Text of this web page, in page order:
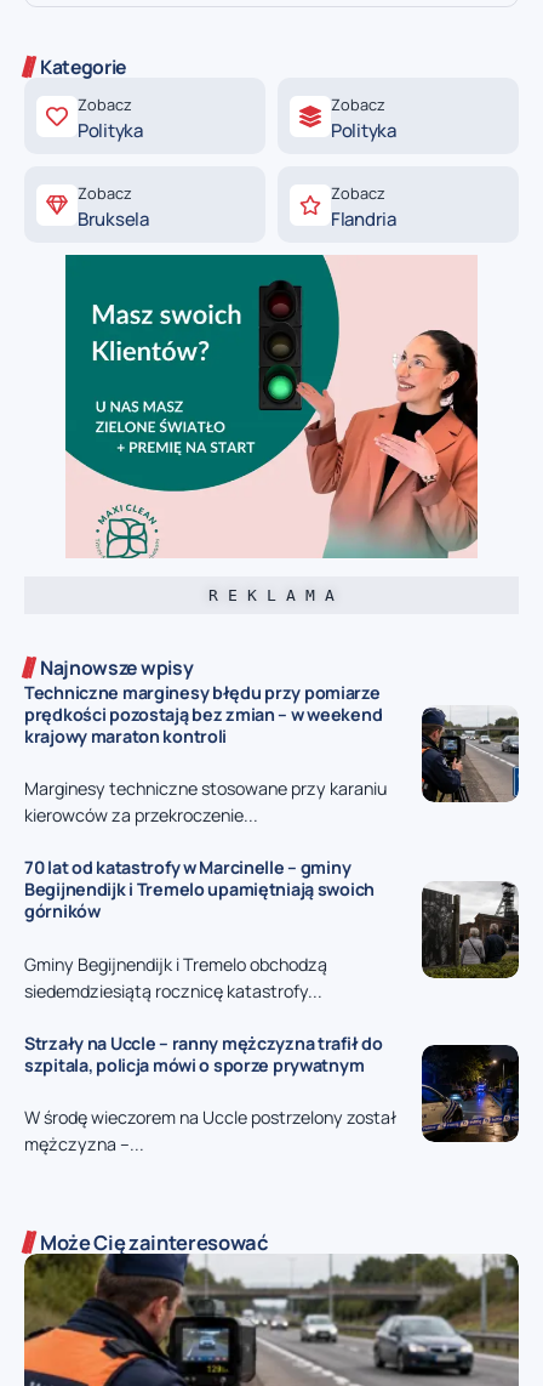
Kategorie
Zobacz
Polityka
Zobacz
Polityka
Zobacz
Bruksela
Zobacz
Flandria
R E K L A M A
Najnowsze wpisy
Techniczne marginesy błędu przy pomiarze
prędkości pozostają bez zmian – w weekend
krajowy maraton kontroli
Marginesy techniczne stosowane przy karaniu
kierowców za przekroczenie...
70 lat od katastrofy w Marcinelle – gminy
Begijnendijk i Tremelo upamiętniają swoich
górników
Gminy Begijnendijk i Tremelo obchodzą
siedemdziesiątą rocznicę katastrofy...
Strzały na Uccle – ranny mężczyzna trafił do
szpitala, policja mówi o sporze prywatnym
W środę wieczorem na Uccle postrzelony został
mężczyzna –...
Może Cię zainteresować